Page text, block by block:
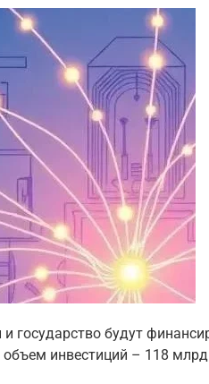
и государство будут
инвестиций – 118